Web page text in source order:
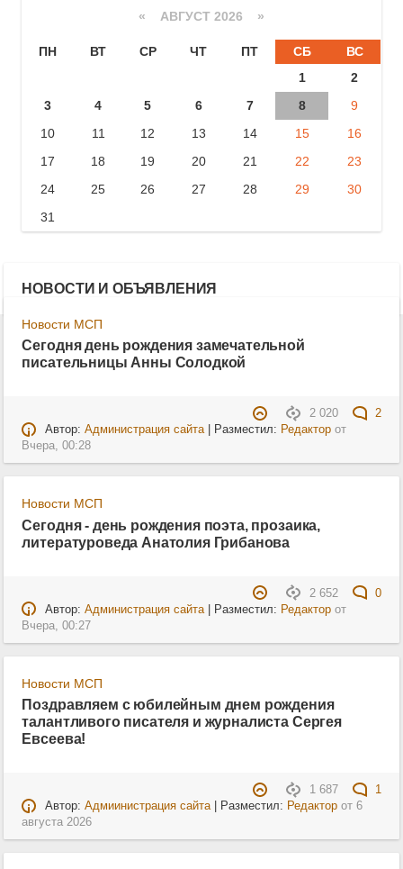
« АВГУСТ 2026 »
ПН ВТ СР ЧТ ПТ СБ
ВС
1
2
3
4 5 6 7 8
9
10
11 12 13 14 15
16
17
18 19 20 21 22
23
24
25 26 27 28 29
30
31
НОВОСТИ И ОБЪЯВЛЕНИЯ
Новости МСП
Сегодня день рождения замечательной
писательницы Анны Солодкой
2 020
2
Автор: Администрация сайта| Разместил: Редакторот
Вчера, 00:28
Новости МСП
Сегодня - день рождения поэта, прозаика,
литературоведа Анатолия Грибанова
2 652
0
Автор: Администрация сайта| Разместил: Редакторот
Вчера, 00:27
Новости МСП
Поздравляем с юбилейным днем рождения
талантливого писателя и журналиста Сергея
Евсеева!
1 687
1
Автор: Адмиинистрация сайта| Разместил: Редакторот 6
августа 2026